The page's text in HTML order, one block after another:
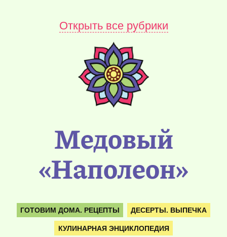
Открыть все рубрики
Медовый
«Наполеон»
ГОТОВИМ ДОМА. РЕЦЕПТЫ ДЕСЕРТЫ. ВЫПЕЧКА
КУЛИНАРНАЯ ЭНЦИКЛОПЕДИЯ